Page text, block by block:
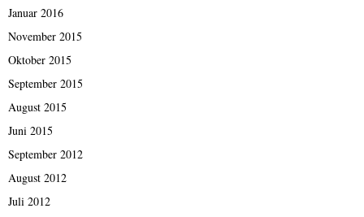
Januar 2016
November 2015
Oktober 2015
September 2015
August 2015
Juni 2015
September 2012
August 2012
Juli 2012